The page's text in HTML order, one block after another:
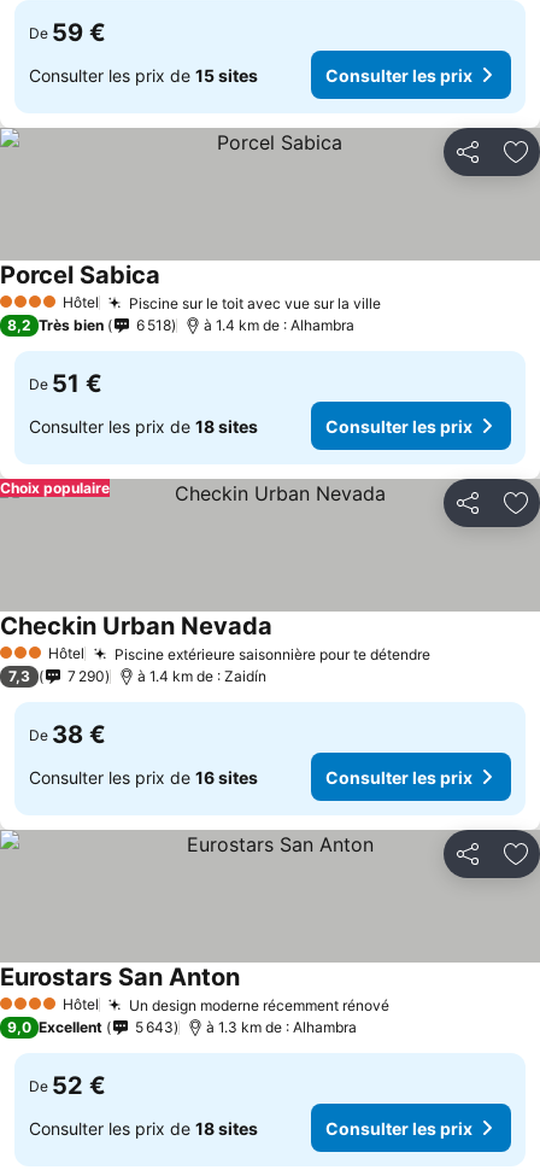
De 59 €
Consulter les prix de 15 sites Consulter les prix
Partager
4 Étoiles Hôtel Piscine sur le toit avec vue sur la ville
Porcel Sabica
8,2 Très bien 6 518 à 1.4 km de : Alhambra
De 51 €
Consulter les prix de 18 sites Consulter les prix
Partager
Choix populaire
3 ÉtoilesHôtel Piscine extérieure saisonnière pour te détendre
Checkin Urban Nevada
7,3 7 290 à 1.4 km de : Zaidín
De 38 €
Consulter les prix de 16 sites Consulter les prix
Partager
4 Étoiles Hôtel Un design moderne récemment rénové
Eurostars San Anton
9,0 Excellent 5 643 à 1.3 km de : Alhambra
De 52 €
Consulter les prix de 18 sites Consulter les prix